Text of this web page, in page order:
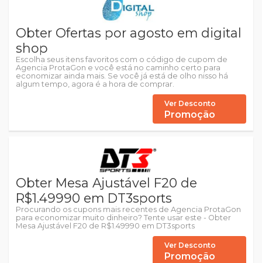
Obter Ofertas por agosto em digital
shop
Escolha seus itens favoritos com o código de cupom de
Agencia ProtaGon e você está no caminho certo para
economizar ainda mais. Se você já está de olho nisso há
algum tempo, agora é a hora de comprar.
Ver Desconto
Promoção
Obter Mesa Ajustável F20 de
R$1.49990 em DT3sports
Procurando os cupons mais recentes de Agencia ProtaGon
para economizar muito dinheiro? Tente usar este - Obter
Mesa Ajustável F20 de R$1.49990 em DT3sports
Ver Desconto
Promoção